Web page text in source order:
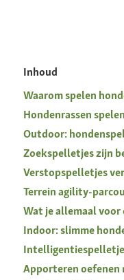
Inhoud
Waarom spelen
Hondenrassen
Outdoor:
Zoekspelletjes zijn
Verstopspelletjes
Terrein agility-
Wat je allemaal
Indoor: slimme
Apporteren oefenen